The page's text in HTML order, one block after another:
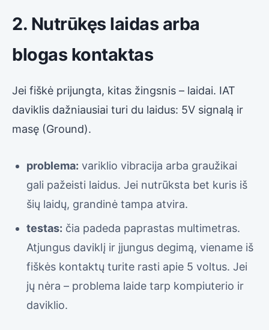
2. Nutrūkęs laidas arba
blogas kontaktas
Jei fiškė prijungta, kitas žingsnis – laidai. IAT
daviklis dažniausiai turi du laidus: 5V signalą ir
masę (Ground).
problema: variklio vibracija arba graužikai
gali pažeisti laidus. Jei nutrūksta bet kuris iš
šių laidų, grandinė tampa atvira.
testas: čia padeda paprastas multimetras.
Atjungus daviklį ir įjungus degimą, viename iš
fiškės kontaktų turite rasti apie 5 voltus. Jei
jų nėra – problema laide tarp kompiuterio ir
daviklio.